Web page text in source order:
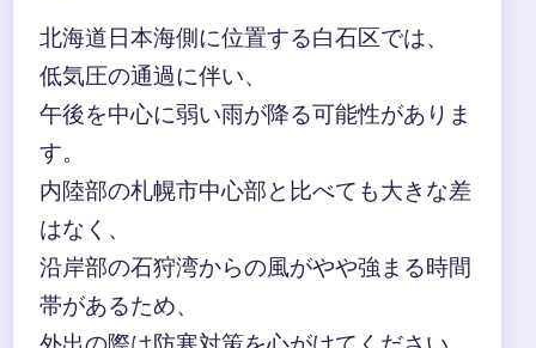
北海道日本海側に位置する白石区では、
低気圧の通過に伴い、
午後を中心に弱い雨が降る可能性がありま
す。
内陸部の札幌市中心部と比べても大きな差
はなく、
沿岸部の石狩湾からの風がやや強まる時間
帯があるため、